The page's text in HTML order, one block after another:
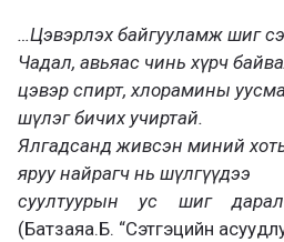
…Цэвэрлэх байгууламж шиг
Чадал, авьяас чинь хүрч
цэвэр спирт, хлорамины
шүлэг бичих учиртай.
Ялгадсанд живсэн миний
яруу найрагч нь шүлгүүдээ
суултуурын ус шиг
(Батзаяа.Б. “Сэтгэцийн